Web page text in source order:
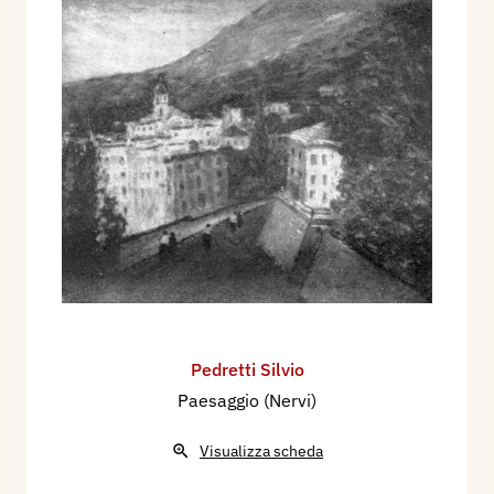
Scogli sul mare,Passeggiata,Il parco,Attesa,Il
ponte romano,Buon bagno,Al “Bergamin”.
Nel Palazzo della Ragione di Mantova, dall’8 al
29 ottobre 1950, interviene alla III Mostra
Provinciale d’Arti Figurative, organizzata dagli
Indipendenti, con i dipinti:Barche in secca,
Paesaggio rivierasco,Ruderi a S. Fruttuoso,
Paesaggio ligure,Piante secolari,Golfo Ligure
(Nervi).
L’artista muore l’11 ottobre 1950. Sulla
venuto a mancare proprio alcuni giorni dopo
l’inaugurazione della Mostra, ben sei quadri a
senso d’Arte e l’ispirazione che possedeva
Pedretti Silvio
Paesaggio (Nervi)
Visualizza scheda